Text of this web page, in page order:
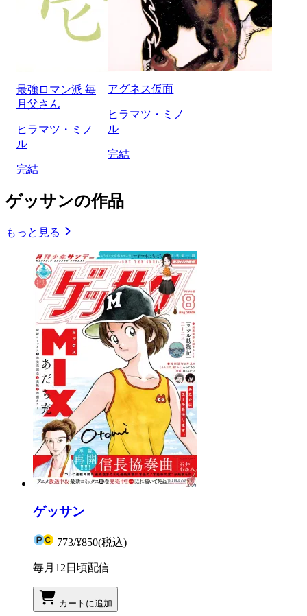
最強ロマン派 毎
月父さん
ヒラマツ・ミノ
ル
完結
アグネス仮面
ヒラマツ・ミノ
ル
完結
ゲッサンの作品
もっと見る
ゲッサン
773/¥850(税込)
毎月12日頃配信
カートに追加